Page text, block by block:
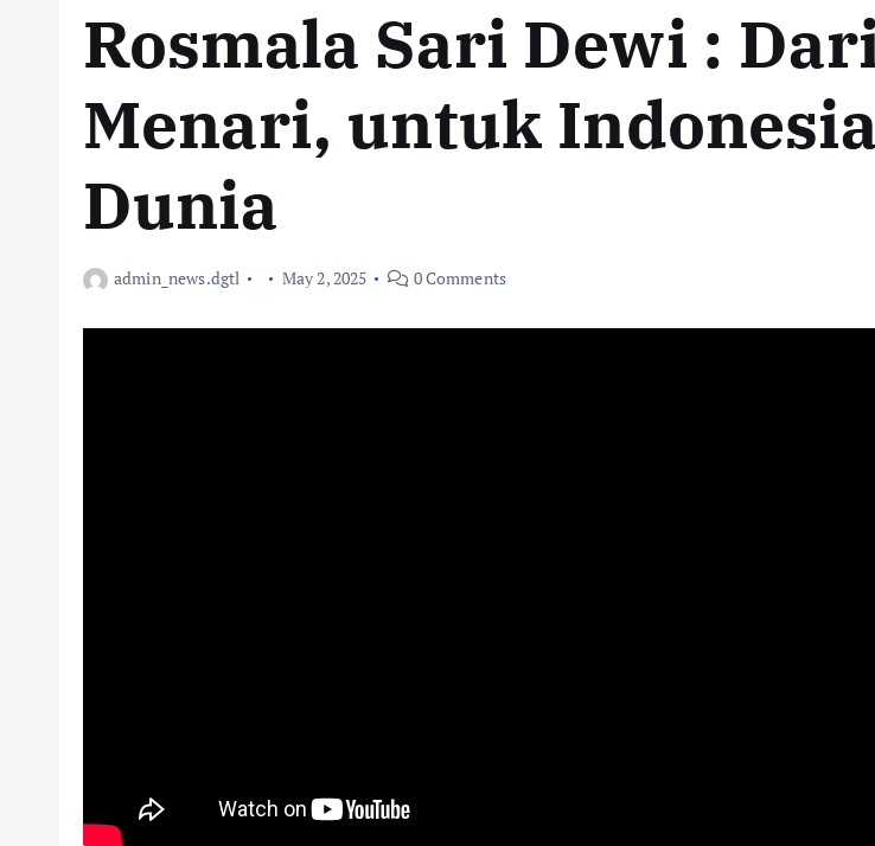
Rosmala Sari Dewi :
Menari, untuk
Dunia
admin_news.dgtl May 2, 2025 0 Comments